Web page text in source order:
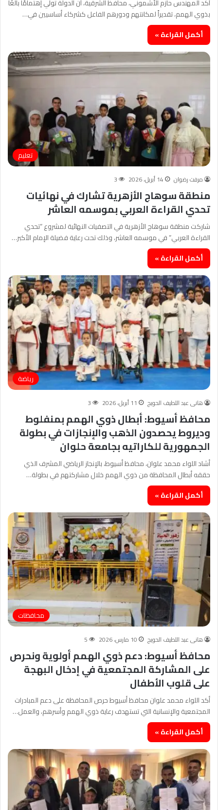
أكد المهندس حازم الأشموني، محافظ الشرقية، أن الدولة تولي إهتمامًا بالغًا
بذوي الهمم، تقديراً لمكانتهم ودورهم الفاعل كشركاء أساسيين في…
أكمل القراءة »
تعليم
مرفت رضوان 14 أبريل، 2026 3
منطقة سوهاج الأزهرية تشارك في نهائيات
تحدي القراءة العربي بموسمه العاشر
شاركت منطقة سوهاج الأزهرية في التصفيات النهائية لمشروع “تحدي
القراءة العربي” في موسمه العاشر، وذلك تحت رعاية فضيلة الإمام الأكبر…
أكمل القراءة »
رياضة
هانى عبد اللطيف الحويج 11 أبريل، 2026 3
محافظ أسيوط: أبطال ذوي الهمم بمنفلوط
وديروط يحصدون الذهب والإنجازات في بطولة
الجمهورية للكاراتيه بجامعة حلوان
أشاد اللواء محمد علوان، محافظ أسيوط، بالإنجاز الرياضي المشرف الذي
حققه أبطال المحافظة من ذوي الهمم خلال مشاركتهم في بطولة…
أكمل القراءة »
محافظات
هانى عبد اللطيف الحويج 10 مارس، 2026 5
محافظ أسيوط: دعم ذوي الهمم أولوية ونحرص
على المشاركة المجتمعية في إدخال البهجة
على قلوب الأطفال
أكد اللواء محمد علوان محافظ أسيوط حرص المحافظة على دعم المبادرات
المجتمعية والإنسانية التي تستهدف رعاية ذوي الهمم وأسرهم، والعمل…
أكمل القراءة »